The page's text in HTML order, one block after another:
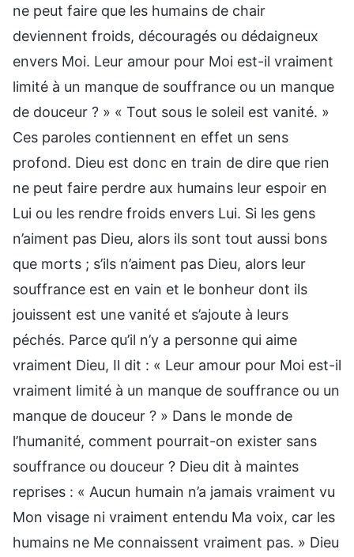
ne peut faire que les humains de chair
deviennent froids, découragés ou dédaigneux
envers Moi. Leur amour pour Moi est-il vraiment
limité à un manque de souffrance ou un manque
de douceur ? » « Tout sous le soleil est vanité. »
Ces paroles contiennent en effet un sens
profond. Dieu est donc en train de dire que rien
ne peut faire perdre aux humains leur espoir en
Lui ou les rendre froids envers Lui. Si les gens
n’aiment pas Dieu, alors ils sont tout aussi bons
que morts ; s’ils n’aiment pas Dieu, alors leur
souffrance est en vain et le bonheur dont ils
jouissent est une vanité et s’ajoute à leurs
péchés. Parce qu’il n’y a personne qui aime
vraiment Dieu, Il dit : « Leur amour pour Moi est-il
vraiment limité à un manque de souffrance ou un
manque de douceur ? » Dans le monde de
l’humanité, comment pourrait-on exister sans
souffrance ou douceur ? Dieu dit à maintes
reprises : « Aucun humain n’a jamais vraiment vu
Mon visage ni vraiment entendu Ma voix, car les
humains ne Me connaissent vraiment pas. » Dieu